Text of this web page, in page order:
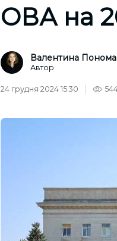
ОВА на
Валентина
Автор
24 грудня 2024 15:30